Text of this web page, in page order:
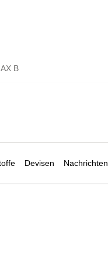
B
Devisen Nachrichten